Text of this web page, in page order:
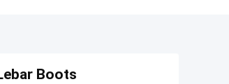
Boots